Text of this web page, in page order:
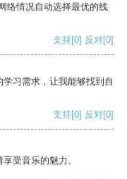
络情况自动选择最优的线
支持[0] 反对[0]
习需求，让我能够找到自
支持[0] 反对[0]
受音乐的魅力。